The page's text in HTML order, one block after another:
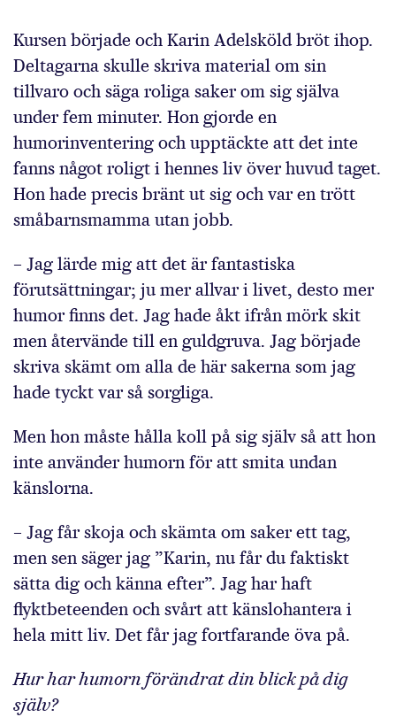
Kursen började och Karin Adelsköld bröt ihop.
Deltagarna skulle skriva material om sin
tillvaro och säga roliga saker om sig själva
under fem minuter. Hon gjorde en
humorinventering och upptäckte att det inte
fanns något roligt i hennes liv över huvud taget.
Hon hade precis bränt ut sig och var en trött
småbarnsmamma utan jobb.
– Jag lärde mig att det är fantastiska
förutsättningar; ju mer allvar i livet, desto mer
humor finns det. Jag hade åkt ifrån mörk skit
men återvände till en guldgruva. Jag började
skriva skämt om alla de här sakerna som jag
hade tyckt var så sorgliga.
Men hon måste hålla koll på sig själv så att hon
inte använder humorn för att smita undan
känslorna.
– Jag får skoja och skämta om saker ett tag,
men sen säger jag ”Karin, nu får du faktiskt
sätta dig och känna efter”. Jag har haft
flyktbeteenden och svårt att känslohantera i
hela mitt liv. Det får jag fortfarande öva på.
Hur har humorn förändrat din blick på dig
själv?